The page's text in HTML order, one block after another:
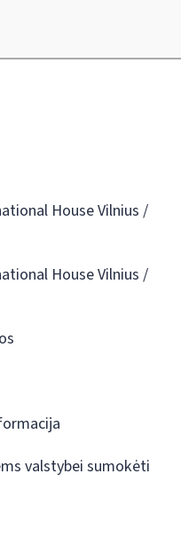
House Vilnius /
House Vilnius /
valstybei sumokėti